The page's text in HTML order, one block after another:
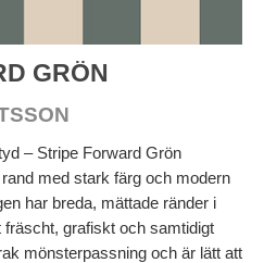
GRÖN
– Stripe Forward Grön
med stark färg och modern
har breda, mättade ränder i
grafiskt och samtidigt
mönsterpassning och är lätt att